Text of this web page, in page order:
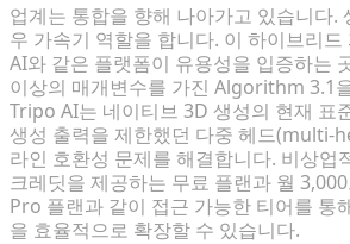
업계는 통합을 향해 나아가고 있습니다.
우 가속기 역할을 합니다. 이 하이브리
AI와 같은 플랫폼이 유용성을 입증하는
이상의 매개변수를 가진 Algorithm 3.1
Tripo AI는 네이티브 3D 생성의 현재 표
생성 출력을 제한했던 다중 헤드(multi-
라인 호환성 문제를 해결합니다. 비상업
크레딧을 제공하는 무료 플랜과 월
Pro 플랜과 같이 접근 가능한 티어를 통
을 효율적으로 확장할 수 있습니다.